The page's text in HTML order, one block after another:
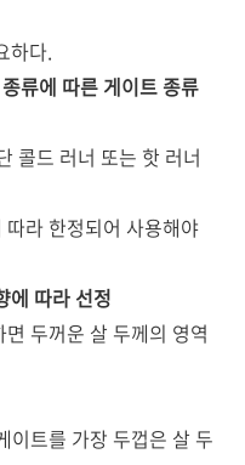
하다.
류에 따른 게이트 종류
콜드 러너 또는 핫 러너
라 한정되어 사용해야
에 따라 선정
두꺼운 살 두께의 영역
트를 가장 두껍은 살 두